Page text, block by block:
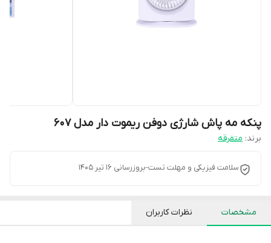
پنکه مه پاش شارژی دوفن ریموت دار مدل 607
برند: متفرقه
سلامت فیزیکی و مهلت تست-بروزرسانی 16 تیر 1405
مشخصات نظرات کاربران